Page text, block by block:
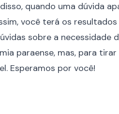
quando uma dúvida
você terá os
sobre a necessidade
paraense, mas, para
Esperamos por você!